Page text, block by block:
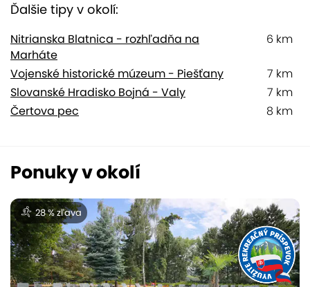
Ďalšie tipy v okolí:
6 km
Nitrianska Blatnica - rozhľadňa na
Marháte
7 km
Vojenské historické múzeum - Piešťany
7 km
Slovanské Hradisko Bojná - Valy
8 km
Čertova pec
Ponuky v okolí
28 % zľava